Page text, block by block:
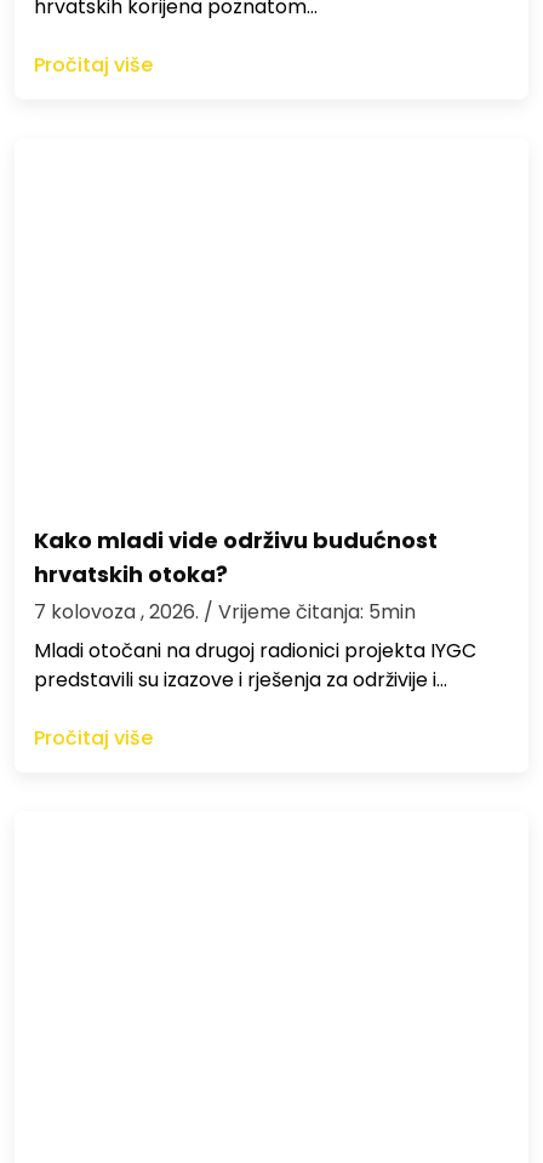
hrvatskih korijena poznatom…
Pročitaj više
Kako mladi vide održivu budućnost
hrvatskih otoka?
7 kolovoza , 2026. / Vrijeme čitanja: 5min
Mladi otočani na drugoj radionici projekta IYGC
predstavili su izazove i rješenja za održivije i…
Pročitaj više